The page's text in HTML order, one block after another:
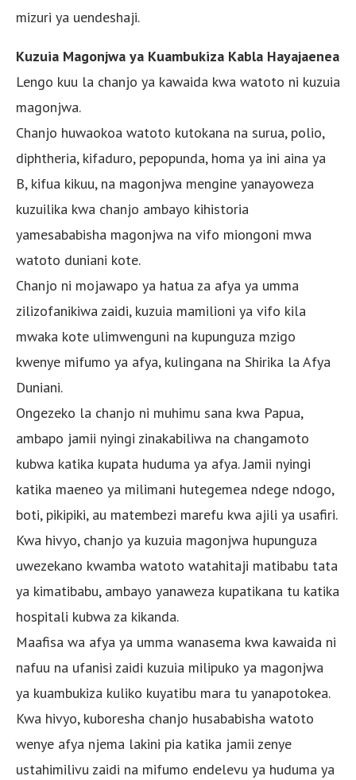
mizuri ya uendeshaji.
Kuzuia Magonjwa ya Kuambukiza Kabla Hayajaenea
Lengo kuu la chanjo ya kawaida kwa watoto ni kuzuia
magonjwa.
Chanjo huwaokoa watoto kutokana na surua, polio,
diphtheria, kifaduro, pepopunda, homa ya ini aina ya
B, kifua kikuu, na magonjwa mengine yanayoweza
kuzuilika kwa chanjo ambayo kihistoria
yamesababisha magonjwa na vifo miongoni mwa
watoto duniani kote.
Chanjo ni mojawapo ya hatua za afya ya umma
zilizofanikiwa zaidi, kuzuia mamilioni ya vifo kila
mwaka kote ulimwenguni na kupunguza mzigo
kwenye mifumo ya afya, kulingana na Shirika la Afya
Duniani.
Ongezeko la chanjo ni muhimu sana kwa Papua,
ambapo jamii nyingi zinakabiliwa na changamoto
kubwa katika kupata huduma ya afya. Jamii nyingi
katika maeneo ya milimani hutegemea ndege ndogo,
boti, pikipiki, au matembezi marefu kwa ajili ya usafiri.
Kwa hivyo, chanjo ya kuzuia magonjwa hupunguza
uwezekano kwamba watoto watahitaji matibabu tata
ya kimatibabu, ambayo yanaweza kupatikana tu katika
hospitali kubwa za kikanda.
Maafisa wa afya ya umma wanasema kwa kawaida ni
nafuu na ufanisi zaidi kuzuia milipuko ya magonjwa
ya kuambukiza kuliko kuyatibu mara tu yanapotokea.
Kwa hivyo, kuboresha chanjo husababisha watoto
wenye afya njema lakini pia katika jamii zenye
ustahimilivu zaidi na mifumo endelevu ya huduma ya